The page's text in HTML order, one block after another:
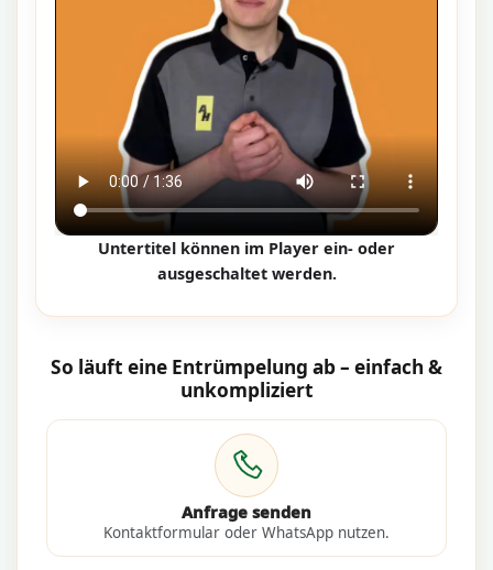
Untertitel können im Player ein- oder
ausgeschaltet werden.
So läuft eine Entrümpelung ab – einfach &
unkompliziert
Anfrage senden
Kontaktformular oder WhatsApp nutzen.